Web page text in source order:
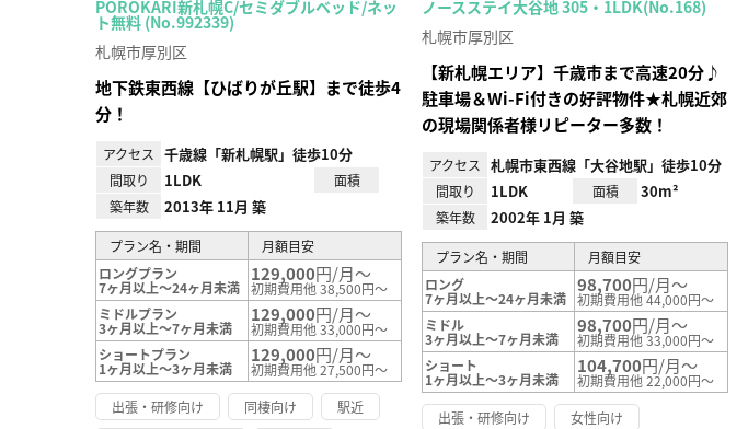
POROKARI新札幌C/セミダブルベッド/ネッ
ト無料 (No.992339) に入
札幌市厚別区
地下鉄東西線【ひばりが丘駅】まで徒歩4
分！
アクセス 千歳線「新札幌駅」徒歩10分
間取り 1LDK
面積
築年数
2013年 11月 築
プラン名・期間
月額目安
ロングプラン
7ヶ月以上～24ヶ月未満
129,000円/月～
初期費用他 38,500円～
ミドルプラン
3ヶ月以上～7ヶ月未満
129,000円/月～
初期費用他 33,000円～
ショートプラン
1ヶ月以上～3ヶ月未満
129,000円/月～
初期費用他 27,500円～
出張・研修向け
同棲向け
駅近
ノースステイ大谷地 305・1LDK(No.168)
に入
札幌市厚別区
【新札幌エリア】千歳市まで高速20分♪
駐車場＆Wi-Fi付きの好評物件★札幌近郊
の現場関係者様リピーター多数！
アクセス 札幌市東西線「大谷地駅」徒歩10分
間取り 1LDK 面積 30m²
築年数 2002年 1月 築
プラン名・期間
月額目安
ロング
7ヶ月以上～24ヶ月未満
98,700円/月～
初期費用他 44,000円～
ミドル
3ヶ月以上～7ヶ月未満
98,700円/月～
初期費用他 33,000円～
ショート
1ヶ月以上～3ヶ月未満
104,700円/月～
初期費用他 22,000円～
出張・研修向け
女性向け